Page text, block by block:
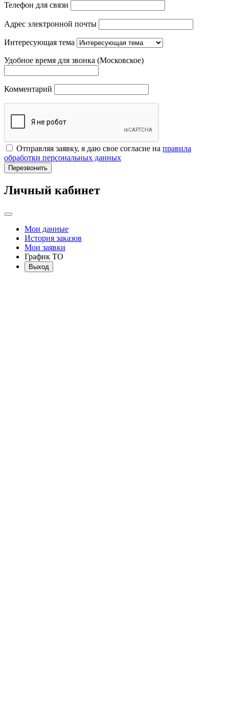
Телефон для связи
Адрес электронной почты
Интересующая тема
Удобное время для звонка (Московское)
Комментарий
Отправляя заявку, я даю свое согласие на правила
обработки персональных данных
Перезвонить
Личный кабинет
Мои данные
История заказов
Мои заявки
График ТО
Выход